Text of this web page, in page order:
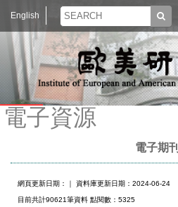
English
電子資源
電子期刊
網頁更新日期： ｜ 資料庫更新日期：2024-06-24
目前共計90621筆資料 點閱數：5325